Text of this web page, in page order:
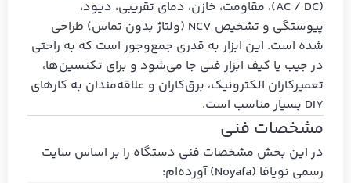
(AC / DC)، مقاومت، خازن، دمای تقریبی، دیود،
پیوستگی و تشخیص NCV (ولتاژ بدون تماس) طراحی
شده است. این ابزار به قدری جمع‌وجور است که به راحتی
در جیب یا کیف ابزار فنی جا می‌شود و برای تکنسین‌ها،
تعمیرکاران الکترونیک، برق‌کاران و علاقه‌مندان به کارهای
DIY بسیار مناسب است.
مشخصات فنی
در این بخش مشخصات فنی دستگاه را بر اساس سایت
رسمی نویافا (Noyafa) آورده‌ام: